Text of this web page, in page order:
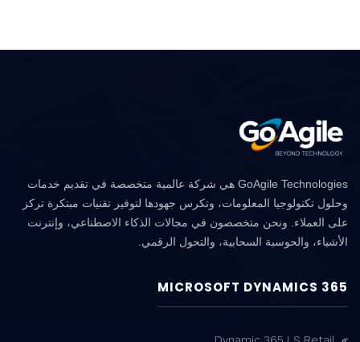
GoAgile Technologies هي شركة عالمية متخصصة في تقديم خدمات
وحلول تكنولوجيا المعلومات، وتكرس جهودها لتوفير تقنيات مبتكرة تركز
على العملاء. ونحن متخصصون في مجالات الذكاء الاصطناعي، وإنترنت
الأشياء، والحوسبة السحابية، والتحول الرقمي.
MICROSOFT DYNAMICS 365
Dynamic 365 LS Retail